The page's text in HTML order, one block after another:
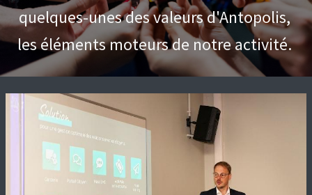
quelques-unes des valeurs d'Antopolis,
les éléments moteurs de notre activité.